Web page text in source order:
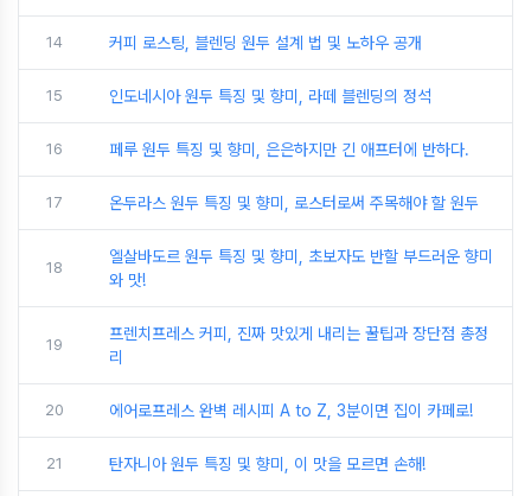
14 커피 로스팅, 블렌딩 원두 설계 법 및 노하우 공개
15 인도네시아 원두 특징 및 향미, 라떼 블렌딩의 정석
16 페루 원두 특징 및 향미, 은은하지만 긴 애프터에 반하다.
17 온두라스 원두 특징 및 향미, 로스터로써 주목해야 할 원두
18
엘살바도르 원두 특징 및 향미, 초보자도 반할 부드러운 향미
와 맛!
19
프렌치프레스 커피, 진짜 맛있게 내리는 꿀팁과 장단점 총정
리
20 에어로프레스 완벽 레시피 A to Z, 3분이면 집이 카페로!
21 탄자니아 원두 특징 및 향미, 이 맛을 모르면 손해!